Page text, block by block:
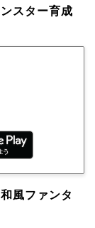
スター育成
風ファンタ